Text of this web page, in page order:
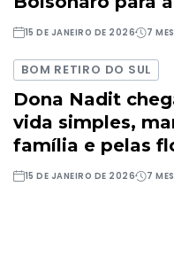
15 DE JANEIRO DE 2026 7
BOM RETIRO DO SUL
Dona Nadit
vida simples,
família e pelas
15 DE JANEIRO DE 2026 7